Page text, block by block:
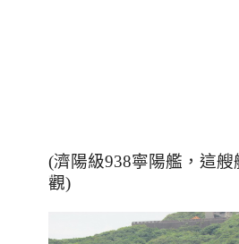
(濟陽級938寧陽艦，這
觀)